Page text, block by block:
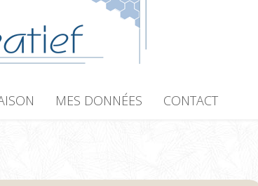
MES DONNÉES CONTACT